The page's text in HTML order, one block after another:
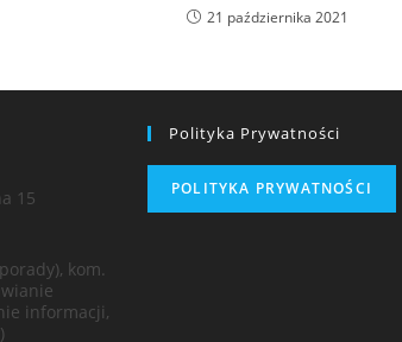
21 października 2021
15
kom.
informacji,
Polityka Prywatności
POLITYKA PRYWATNOŚCI